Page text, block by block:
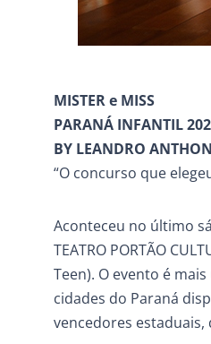
MISTER e MISS
PARANÁ INFANTIL
BY LEANDRO
“O concurso que
Aconteceu no último
TEATRO PORTÃO
Teen). O evento é
cidades do Paraná
vencedores estaduais,